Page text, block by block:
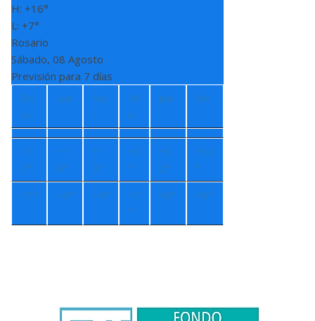
H: +16°
L: +7°
Rosario
Sábado, 08 Agosto
Previsión para 7 días
Do
m
Lun
Ma
r
Mi
é
Jue Vie
+1
7°
+1
4°
+1
3°
+9
°
+1
2°
+12
°
+5° +4° +4° +7
°
+8° +8°